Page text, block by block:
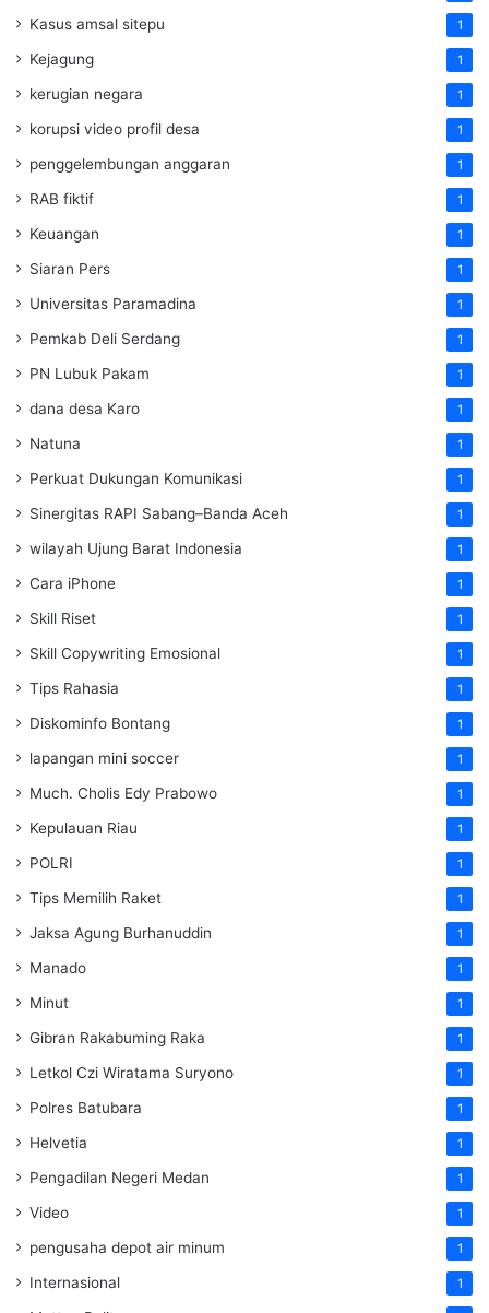
Kasus amsal sitepu 1
Kejagung 1
kerugian negara 1
korupsi video profil desa 1
penggelembungan anggaran 1
RAB fiktif 1
Keuangan 1
Siaran Pers 1
Universitas Paramadina 1
Pemkab Deli Serdang 1
PN Lubuk Pakam 1
dana desa Karo 1
Natuna 1
Perkuat Dukungan Komunikasi 1
Sinergitas RAPI Sabang–Banda Aceh 1
wilayah Ujung Barat Indonesia 1
Cara iPhone 1
Skill Riset 1
Skill Copywriting Emosional 1
Tips Rahasia 1
Diskominfo Bontang 1
lapangan mini soccer 1
Much. Cholis Edy Prabowo 1
Kepulauan Riau 1
POLRI 1
Tips Memilih Raket 1
Jaksa Agung Burhanuddin 1
Manado 1
Minut 1
Gibran Rakabuming Raka 1
Letkol Czi Wiratama Suryono 1
Polres Batubara 1
Helvetia 1
Pengadilan Negeri Medan 1
Video 1
pengusaha depot air minum 1
Internasional 1